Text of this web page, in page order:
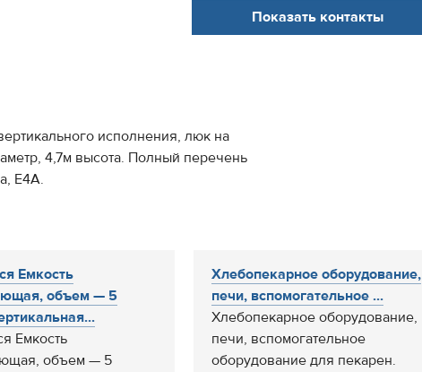
Показать контакты
исполнения, люк на
4,7м высота. Полный перечень
Е4А.
Емкость
объем — 5
Емкость
объем — 5
Хлебопекарное оборудование,
печи, вспомогательное ...
Хлебопекарное оборудование,
печи, вспомогательное
оборудование для пекарен.